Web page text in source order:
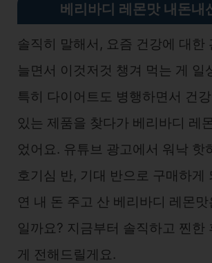
베리바디 레몬맛 내돈내
솔직히 말해서, 요즘 건강에 대한
늘면서 이것저것 챙겨 먹는 게 일
특히 다이어트도 병행하면서 건
있는 제품을 찾다가 베리바디 레
었어요. 유튜브 광고에서 워낙 핫
호기심 반, 기대 반으로 구매하게
연 내 돈 주고 산 베리바디 레몬
일까요? 지금부터 솔직하고 찐한
게 전해드릴게요.